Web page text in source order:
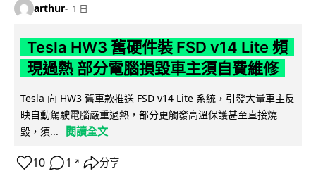
arthur 1 日
Tesla HW3 舊硬件裝 FSD v14 Lite 頻
現過熱 部分電腦損毀車主須自費維修
Tesla 向 HW3 舊車款推送 FSD v14 Lite 系統，引發大量車主反
映自動駕駛電腦嚴重過熱，部分更觸發高溫保護甚至直接燒
毀，須...
閱讀全文
10 1 ↗ 分享